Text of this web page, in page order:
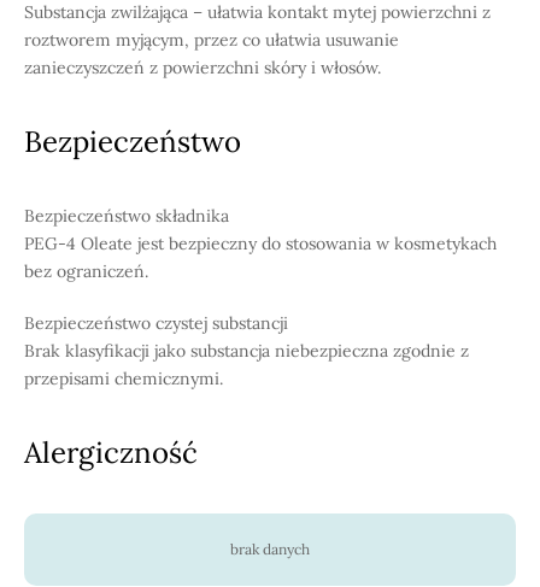
Substancja zwilżająca – ułatwia kontakt mytej powierzchni z
roztworem myjącym, przez co ułatwia usuwanie
zanieczyszczeń z powierzchni skóry i włosów.
Bezpieczeństwo
Bezpieczeństwo składnika
PEG-4 Oleate jest bezpieczny do stosowania w kosmetykach
bez ograniczeń.
Bezpieczeństwo czystej substancji
Brak klasyfikacji jako substancja niebezpieczna zgodnie z
przepisami chemicznymi.
Alergiczność
brak danych